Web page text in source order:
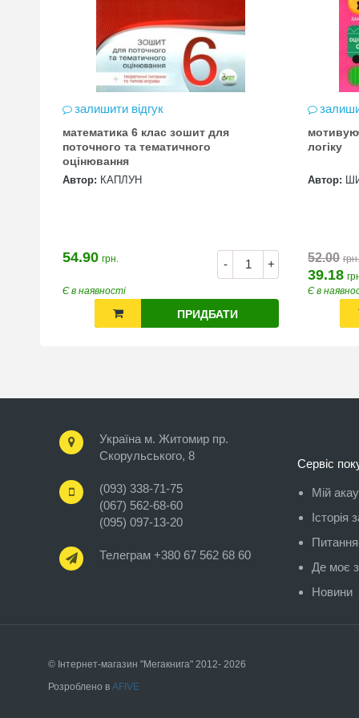
залишити відгук
математика 6 клас зошит для
поточного та тематичного
оцінювання
Автор: КАПЛУН
- +
54.90 грн.
Є в наявності
ПРИДБАТИ
логіку
Автор:
52.00 грн.
39.18
Є в
Україна м. Житомир пр.
Скорульського, 8
(093) 338-71-75
(067) 562-68-60
(095) 097-13-20
Телеграм +380 67 562 68 60
Сервіс
Мій
Історія
Де моє
Новини
© Інтернет-магазин "Мегакнига" 2012- 2026
Розроблено в AFIVE